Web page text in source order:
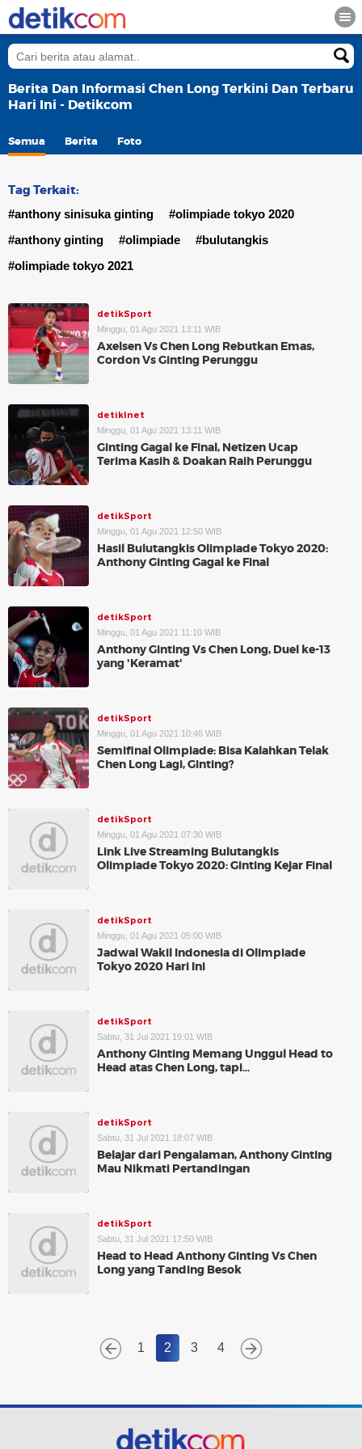
Berita Dan Informasi Chen Long Terkini Dan Terbaru
Hari Ini - Detikcom
Semua Berita Foto
Tag Terkait:
#anthony sinisuka ginting
#olimpiade tokyo 2020
#anthony ginting
#olimpiade
#bulutangkis
#olimpiade tokyo 2021
detikSport
Minggu, 01 Agu 2021 13:11 WIB
Axelsen Vs Chen Long Rebutkan Emas,
Cordon Vs Ginting Perunggu
detikInet
Minggu, 01 Agu 2021 13:11 WIB
Ginting Gagal ke Final, Netizen Ucap
Terima Kasih & Doakan Raih Perunggu
detikSport
Minggu, 01 Agu 2021 12:50 WIB
Hasil Bulutangkis Olimpiade Tokyo 2020:
Anthony Ginting Gagal ke Final
detikSport
Minggu, 01 Agu 2021 11:10 WIB
Anthony Ginting Vs Chen Long, Duel ke-13
yang 'Keramat'
detikSport
Minggu, 01 Agu 2021 10:46 WIB
Semifinal Olimpiade: Bisa Kalahkan Telak
Chen Long Lagi, Ginting?
detikSport
Minggu, 01 Agu 2021 07:30 WIB
Link Live Streaming Bulutangkis
Olimpiade Tokyo 2020: Ginting Kejar Final
detikSport
Minggu, 01 Agu 2021 05:00 WIB
Jadwal Wakil Indonesia di Olimpiade
Tokyo 2020 Hari Ini
detikSport
Sabtu, 31 Jul 2021 19:01 WIB
Anthony Ginting Memang Unggul Head to
Head atas Chen Long, tapi...
detikSport
Sabtu, 31 Jul 2021 18:07 WIB
Belajar dari Pengalaman, Anthony Ginting
Mau Nikmati Pertandingan
detikSport
Sabtu, 31 Jul 2021 17:50 WIB
Head to Head Anthony Ginting Vs Chen
Long yang Tanding Besok
1 2 3 4